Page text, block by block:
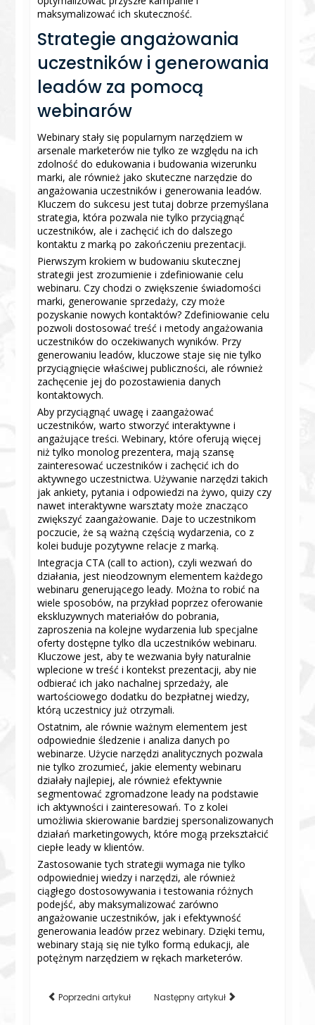
maksymalizować ich skuteczność.
Strategie angażowania
uczestników i generowania
leadów za pomocą
webinarów
Webinary stały się popularnym narzędziem w
arsenale marketerów nie tylko ze względu na ich
zdolność do edukowania i budowania wizerunku
marki, ale również jako skuteczne narzędzie do
angażowania uczestników i generowania leadów.
Kluczem do sukcesu jest tutaj dobrze przemyślana
strategia, która pozwala nie tylko przyciągnąć
uczestników, ale i zachęcić ich do dalszego
kontaktu z marką po zakończeniu prezentacji.
Pierwszym krokiem w budowaniu skutecznej
strategii jest zrozumienie i zdefiniowanie celu
webinaru. Czy chodzi o zwiększenie świadomości
marki, generowanie sprzedaży, czy może
pozyskanie nowych kontaktów? Zdefiniowanie celu
pozwoli dostosować treść i metody angażowania
uczestników do oczekiwanych wyników. Przy
generowaniu leadów, kluczowe staje się nie tylko
przyciągnięcie właściwej publiczności, ale również
zachęcenie jej do pozostawienia danych
kontaktowych.
Aby przyciągnąć uwagę i zaangażować
uczestników, warto stworzyć interaktywne i
angażujące treści. Webinary, które oferują więcej
niż tylko monolog prezentera, mają szansę
zainteresować uczestników i zachęcić ich do
aktywnego uczestnictwa. Używanie narzędzi takich
jak ankiety, pytania i odpowiedzi na żywo, quizy czy
nawet interaktywne warsztaty może znacząco
zwiększyć zaangażowanie. Daje to uczestnikom
poczucie, że są ważną częścią wydarzenia, co z
kolei buduje pozytywne relacje z marką.
Integracja CTA (call to action), czyli wezwań do
działania, jest nieodzownym elementem każdego
webinaru generującego leady. Można to robić na
wiele sposobów, na przykład poprzez oferowanie
ekskluzywnych materiałów do pobrania,
zaproszenia na kolejne wydarzenia lub specjalne
oferty dostępne tylko dla uczestników webinaru.
Kluczowe jest, aby te wezwania były naturalnie
wplecione w treść i kontekst prezentacji, aby nie
odbierać ich jako nachalnej sprzedaży, ale
wartościowego dodatku do bezpłatnej wiedzy,
którą uczestnicy już otrzymali.
Ostatnim, ale równie ważnym elementem jest
odpowiednie śledzenie i analiza danych po
webinarze. Użycie narzędzi analitycznych pozwala
nie tylko zrozumieć, jakie elementy webinaru
działały najlepiej, ale również efektywnie
segmentować zgromadzone leady na podstawie
ich aktywności i zainteresowań. To z kolei
umożliwia skierowanie bardziej spersonalizowanych
działań marketingowych, które mogą przekształcić
ciepłe leady w klientów.
Zastosowanie tych strategii wymaga nie tylko
odpowiedniej wiedzy i narzędzi, ale również
ciągłego dostosowywania i testowania różnych
podejść, aby maksymalizować zarówno
angażowanie uczestników, jak i efektywność
generowania leadów przez webinary. Dzięki temu,
webinary stają się nie tylko formą edukacji, ale
potężnym narzędziem w rękach marketerów.
Poprzedni artykuł Następny artykuł